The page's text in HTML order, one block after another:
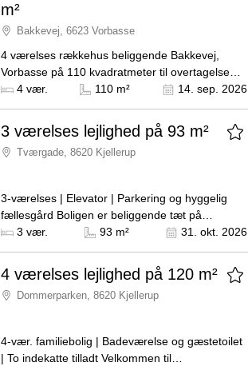
m²
Bakkevej, 6623 Vorbasse
4 værelses rækkehus beliggende Bakkevej,
Vorbasse på 110 kvadratmeter til overtagelse
den 15. september 2026. Den månedlige
Kilde: Bovia
4 vær. 110 m² 14. sep. 2026
3 værelses lejlighed på 93 m²
Tværgade, 8620 Kjellerup
3-værelses | Elevator | Parkering og hyggelig
fællesgård Boligen er beliggende tæt på
Kjellerups bymidte. Lejligheden er lys og
Kilde: Boligselskabet Sct. Jørgen
3 vær. 93 m² 31. okt. 2026
4 værelses lejlighed på 120 m²
Dommerparken, 8620 Kjellerup
4-vær. familiebolig | Badeværelse og gæstetoilet
| To indekatte tilladt Velkommen til